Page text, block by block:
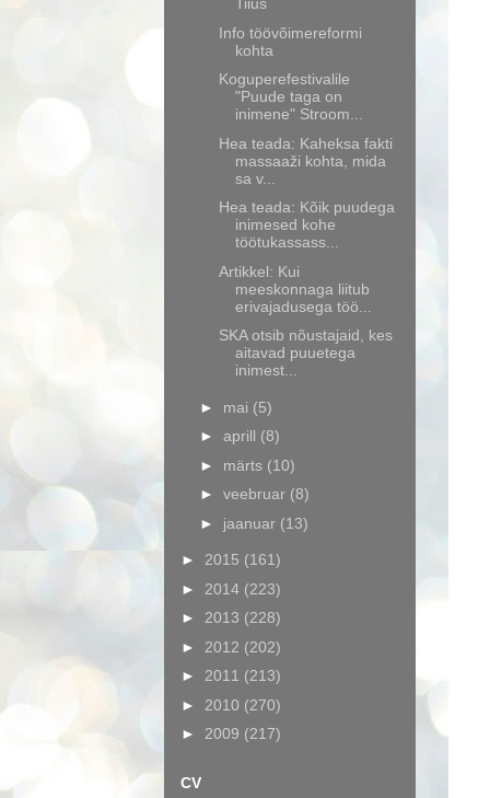
Info töövõimereformi
kohta
Koguperefestivalile
"Puude taga on
inimene" Stroom...
Hea teada: Kaheksa fakti
massaaži kohta, mida
sa v...
Hea teada: Kõik puudega
inimesed kohe
töötukassass...
Artikkel: Kui
meeskonnaga liitub
erivajadusega töö...
SKA otsib nõustajaid, kes
aitavad puuetega
inimest...
► mai (5)
► aprill (8)
► märts (10)
► veebruar (8)
► jaanuar (13)
► 2015 (161)
► 2014 (223)
► 2013 (228)
► 2012 (202)
► 2011 (213)
► 2010 (270)
► 2009 (217)
CV